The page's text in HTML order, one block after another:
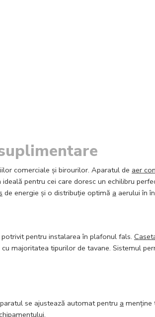
comerciale și birourilor. Aparatul de aer
pentru cei care doresc un echilibru
de energie și o distribuție optimă a aerului în
pentru instalarea în plafonul fals.
majoritatea tipurilor de tavane. Sistemul
se ajustează automat pentru a menține